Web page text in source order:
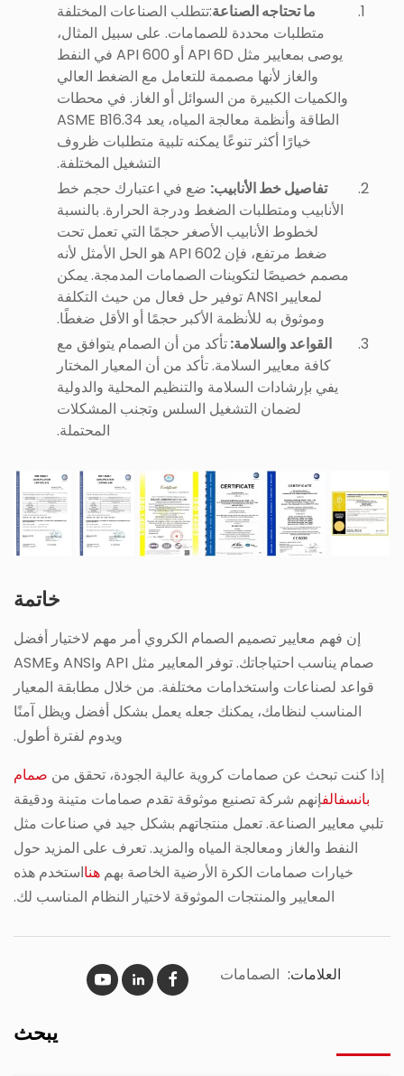
ما تحتاجه الصناعة:تتطلب الصناعات المختلفة
متطلبات محددة للصمامات. على سبيل المثال،
يوصى بمعايير مثل API 6D أو API 600 في النفط
والغاز لأنها مصممة للتعامل مع الضغط العالي
والكميات الكبيرة من السوائل أو الغاز. في محطات
الطاقة وأنظمة معالجة المياه، يعد ASME B16.34
خيارًا أكثر تنوعًا يمكنه تلبية متطلبات ظروف
التشغيل المختلفة.
تفاصيل خط الأنابيب: ضع في اعتبارك حجم خط
الأنابيب ومتطلبات الضغط ودرجة الحرارة. بالنسبة
لخطوط الأنابيب الأصغر حجمًا التي تعمل تحت
ضغط مرتفع، فإن API 602 هو الحل الأمثل لأنه
مصمم خصيصًا لتكوينات الصمامات المدمجة. يمكن
لمعايير ANSI توفير حل فعال من حيث التكلفة
وموثوق به للأنظمة الأكبر حجمًا أو الأقل ضغطًا.
القواعد والسلامة:تأكد من أن الصمام يتوافق مع
كافة معايير السلامة. تأكد من أن المعيار المختار
يفي بإرشادات السلامة والتنظيم المحلية والدولية
لضمان التشغيل السلس وتجنب المشكلات
المحتملة.
خاتمة
إن فهم معايير تصميم الصمام الكروي أمر مهم لاختيار أفضل
صمام يناسب احتياجاتك. توفر المعايير مثل API وANSI وASME
قواعد لصناعات واستخدامات مختلفة. من خلال مطابقة المعيار
المناسب لنظامك، يمكنك جعله يعمل بشكل أفضل ويظل آمنًا
ويدوم لفترة أطول.
إذا كنت تبحث عن صمامات كروية عالية الجودة، تحقق من صمام
بانسفالفإنهم شركة تصنيع موثوقة تقدم صمامات متينة ودقيقة
تلبي معايير الصناعة. تعمل منتجاتهم بشكل جيد في صناعات مثل
النفط والغاز ومعالجة المياه والمزيد. تعرف على المزيد حول
خيارات صمامات الكرة الأرضية الخاصة بهم هنااستخدم هذه
المعايير والمنتجات الموثوقة لاختيار النظام المناسب لك.
العلامات: الصمامات
يبحث